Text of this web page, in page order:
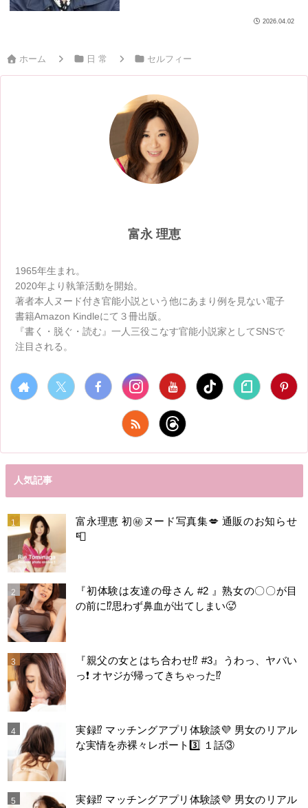
2026.04.02
ホーム 日 常 セルフィー
富永 理恵
1965年生まれ。
2020年より執筆活動を開始。
著者本人ヌード付き官能小説という他にあまり例を見ない電子
書籍Amazon Kindleにて３冊出版。
『書く・脱ぐ・読む』一人三役こなす官能小説家としてSNSで
注目される。
人気記事
富永理恵 初㊙️ヌード写真集💋 通販のお知らせ
📮
『初体験は友達の母さん #2 』熟女の〇〇が目
の前に⁉️思わず鼻血が出てしまい🥵
『親父の女とはち合わせ⁉︎ #3』うわっ、ヤバい
っ❗️ オヤジが帰ってきちゃった⁉️
実録⁉️ マッチングアプリ体験談💜 男女のリアル
な実情を赤裸々レポート3️⃣ １話③
実録⁉️ マッチングアプリ体験談💜 男女のリアル